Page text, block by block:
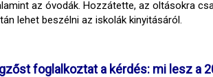
az óvodák. Hozzátette, az oltásokra
lehet beszélni az iskolák kinyitásáról.
foglalkoztat a kérdés: mi lesz a